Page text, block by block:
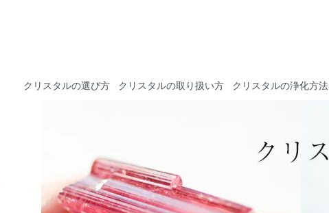
クリスタルの選び方 クリスタルの取り扱い方 クリスタルの浄化方法